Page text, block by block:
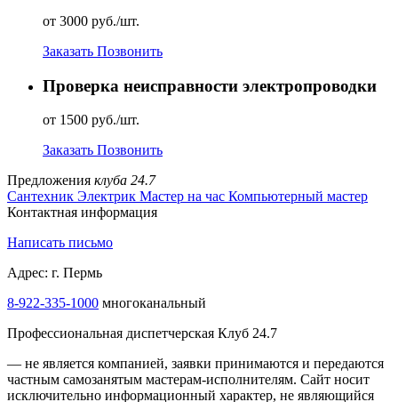
от 3000 руб./шт.
Заказать Позвонить
Проверка неисправности электропроводки
от 1500 руб./шт.
Заказать Позвонить
Предложения клуба 24.7
Сантехник Электрик Мастер на час Компьютерный мастер
Контактная информация
Написать письмо
Адрес: г. Пермь
8-922-335-1000 многоканальный
Профессиональная диспетчерская Клуб 24.7
— не является компанией, заявки принимаются и передаются
частным самозанятым мастерам‑исполнителям. Сайт носит
исключительно информационный характер, не являющийся